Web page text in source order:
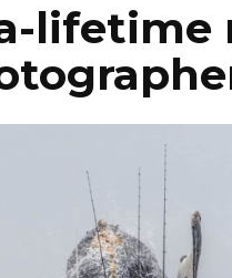
lifetime